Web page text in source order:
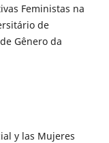
Feministas na
de
Gênero da
y las Mujeres